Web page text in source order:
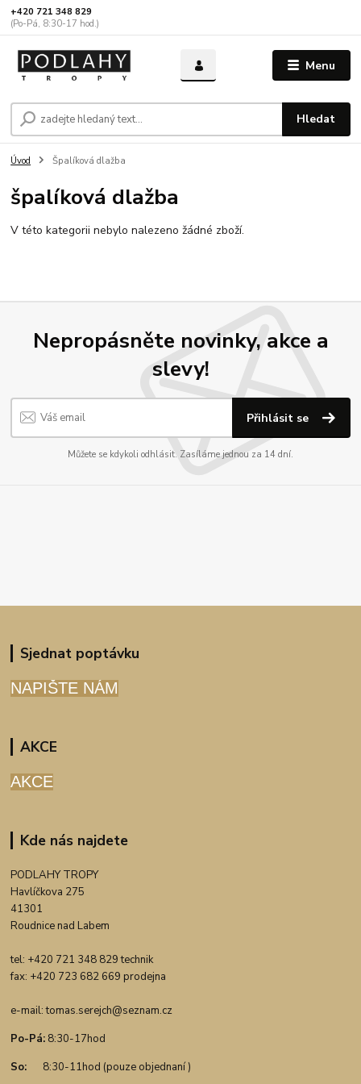
Menu
Hledat
+420 721 348 829
(Po-Pá, 8:30-17 hod.)
Úvod Špalíková dlažba
špalíková dlažba
V této kategorii nebylo nalezeno žádné zboží.
Nepropásněte novinky, akce a
slevy!
Přihlásit se
Můžete se kdykoli odhlásit. Zasíláme jednou za 14 dní.
Sjednat poptávku
NAPIŠTE NÁM
AKCE
AKCE
Kde nás najdete
PODLAHY TROPY
Havlíčkova 275
41301
Roudnice nad Labem
tel: +420 721 348 829 technik
fax: +420 723 682 669 prodejna
e-mail:tomas.serejch@seznam.cz
Po-Pá: 8:30-17hod
So:
8:30-11hod (pouze objednaní )